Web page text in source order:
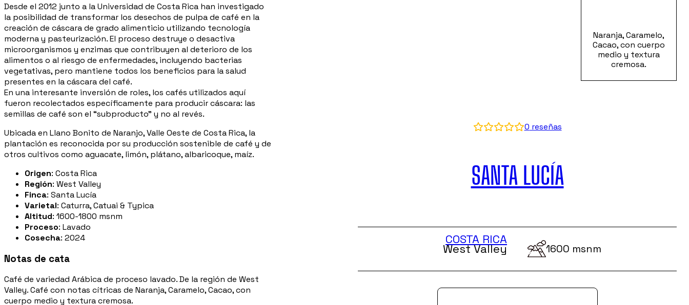
Desde el 2012 junto a la Universidad de Costa Rica han investigado
la posibilidad de transformar los desechos de pulpa de café en la
creación de cáscara de grado alimenticio utilizando tecnología
moderna y pasteurización. El proceso destruye o desactiva
microorganismos y enzimas que contribuyen al deterioro de los
alimentos o al riesgo de enfermedades, incluyendo bacterias
vegetativas, pero mantiene todos los beneficios para la salud
presentes en la cáscara del café.
En una interesante inversión de roles, los cafés utilizados aquí
fueron recolectados específicamente para producir cáscara: las
semillas de café son el “subproducto” y no al revés.
Ubicada en Llano Bonito de Naranjo, Valle Oeste de Costa Rica, la
plantación es reconocida por su producción sostenible de café y de
otros cultivos como aguacate, limón, plátano, albaricoque, maíz.
Origen: Costa Rica
Región: West Valley
Finca: Santa Lucía
Varietal: Caturra, Catuai & Typica
Altitud: 1600-1800 msnm
Proceso: Lavado
Cosecha: 2024
Notas de cata
Café de variedad Arábica de proceso lavado. De la región de West
Valley. Café con notas cítricas de Naranja, Caramelo, Cacao, con
cuerpo medio y textura cremosa.
Naranja, Caramelo,
Cacao, con cuerpo
medio y textura
cremosa.
0 reseñas
SANTA LUCÍA
COSTA RICA
West Valley 1600 msnm